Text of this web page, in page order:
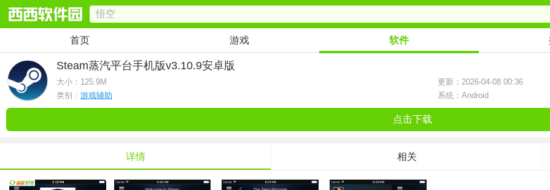
首页 游戏 软件
Steam蒸汽平台手机版v3.10.9安卓版
大小： 125.9M
更新：2026-04-08 00:36
类别： 游戏辅助 系统：Android
点击下载
详情 相关